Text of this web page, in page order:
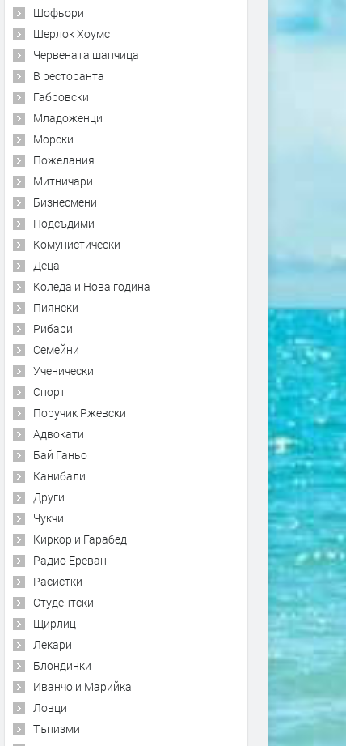
Шофьори
Шерлок Хоумс
Червената шапчица
В ресторанта
Габровски
Младоженци
Морски
Пожелания
Митничари
Бизнесмени
Подсъдими
Комунистически
Деца
Коледа и Нова година
Пиянски
Рибари
Семейни
Ученически
Спорт
Поручик Ржевски
Адвокати
Бай Ганьо
Канибали
Други
Чукчи
Киркор и Гарабед
Радио Ереван
Расистки
Студентски
Щирлиц
Лекари
Блондинки
Иванчо и Марийка
Ловци
Тъпизми